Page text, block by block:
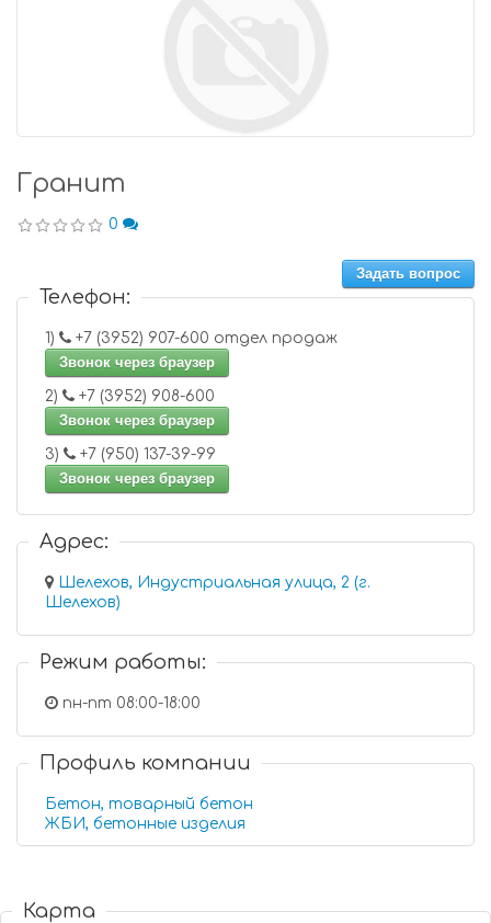
Гранит
0
Задать вопрос
Телефон:
1)
+7 (3952) 907-600 отдел продаж
Звонок через браузер
2)
+7 (3952) 908-600
Звонок через браузер
3)
+7 (950) 137-39-99
Звонок через браузер
Адрес:
Шелехов, Индустриальная улица, 2 (г.
Шелехов)
Режим работы:
пн-пт 08:00-18:00
Профиль компании
Бетон, товарный бетон
ЖБИ, бетонные изделия
Карта